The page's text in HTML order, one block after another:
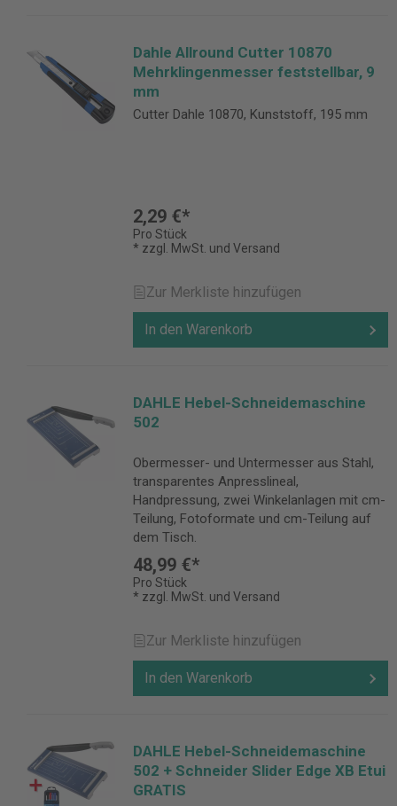
Dahle Allround Cutter 10870
Mehrklingenmesser feststellbar, 9
mm
Cutter Dahle 10870, Kunststoff, 195 mm
2,29 €*
Pro Stück
* zzgl. MwSt. und Versand
Zur Merkliste hinzufügen
In den Warenkorb
DAHLE Hebel-Schneidemaschine
502
Obermesser- und Untermesser aus Stahl,
transparentes Anpresslineal,
Handpressung, zwei Winkelanlagen mit cm-
Teilung, Fotoformate und cm-Teilung auf
dem Tisch.
48,99 €*
Pro Stück
* zzgl. MwSt. und Versand
Zur Merkliste hinzufügen
In den Warenkorb
DAHLE Hebel-Schneidemaschine
502 + Schneider Slider Edge XB Etui
GRATIS